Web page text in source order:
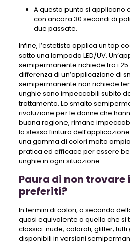
A questo punto si applicano
con ancora 30 secondi di
due passate.
Infine, l’estetista applica un top
sotto una lampada LED/UV.
semipermanente richiede tra i 25
differenza di un’applicazione di
semipermanente non richiede
unghie sono impeccabili subito
trattamento. Lo smalto
rivoluzione per le donne che
buona ragione, rimane
la stessa finitura
una gamma di colori molto
pratica ed efficace per essere
unghie in ogni situazione.
Paura di non trovare
preferiti?
In termini di colori, a seconda
quasi equivalente a quella che si
classici: nude, colorati, glitter;
disponibili in versioni